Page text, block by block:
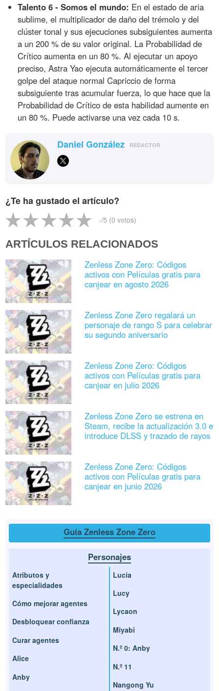
Talento 6 - Somos el mundo: En el estado de aria
sublime, el multiplicador de daño del trémolo y del
clúster tonal y sus ejecuciones subsiguientes aumenta
a un 200 % de su valor original. La Probabilidad de
Crítico aumenta en un 80 %. Al ejecutar un apoyo
preciso, Astra Yao ejecuta automáticamente el tercer
golpe del ataque normal Capriccio de forma
subsiguiente tras acumular fuerza, lo que hace que la
Probabilidad de Crítico de esta habilidad aumente en
un 80 %. Puede activarse una vez cada 10 s.
Daniel González REDACTOR
¿Te ha gustado el artículo?
-/5 (0 votos)
ARTÍCULOS RELACIONADOS
Zenless Zone Zero: Códigos
activos con Películas gratis para
canjear en agosto 2026
Zenless Zone Zero regalará un
personaje de rango S para celebrar
su segundo aniversario
Zenless Zone Zero: Códigos
activos con Películas gratis para
canjear en julio 2026
Zenless Zone Zero se estrena en
Steam, recibe la actualización 3.0 e
introduce DLSS y trazado de rayos
Zenless Zone Zero: Códigos
activos con Películas gratis para
canjear en junio 2026
Guía Zenless Zone Zero
Personajes
Atributos y
especialidades
Cómo mejorar agentes
Desbloquear confianza
Curar agentes
Alice
Anby
Lucía
Lucy
Lycaon
Miyabi
N.º 0: Anby
N.º 11
Nangong Yu